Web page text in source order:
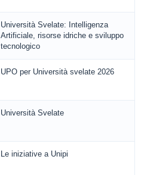
Università Svelate: Intelligenza
Artificiale, risorse idriche e sviluppo
tecnologico
UPO per Università svelate 2026
Università Svelate
Le iniziative a Unipi